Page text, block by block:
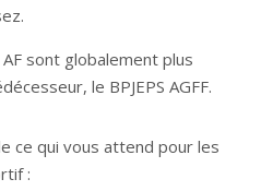
AF sont globalement plus
le BPJEPS AGFF.
ce qui vous attend pour les
: